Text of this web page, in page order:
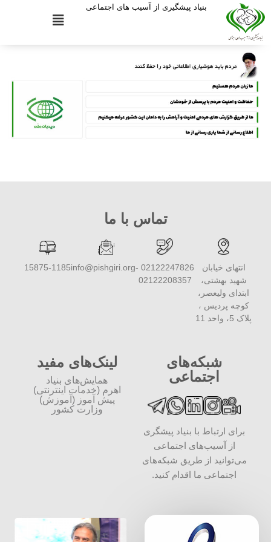
بنیاد پیشگیری از آسیب های اجتماعی
تماس با ما
انتهای خیابان
شهید بهشتی،
ابتدای ولیعصر،
کوچه پردیس ،
پلاک 5، واحد 11
02122247826 -
02122208357
info@pishgiri.org
15875-1185
شبکه‌های
اجتماعی
برای ارتباط با بنیاد پیشگری
از آسیب‌های اجتماعی
می‌توانید از طریق شبکه‌‎های
اجتماعی ما اقدام کنید.
لینک‌های مفید
همایش‌های بنیاد
اهرم (خدمات اینترنتی)
پیش آموز (آموزش)
وزارت کشور